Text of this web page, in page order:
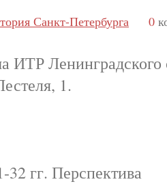
Санкт-Петербурга 0
ИТР Ленинградского
1.
гг. Перспектива